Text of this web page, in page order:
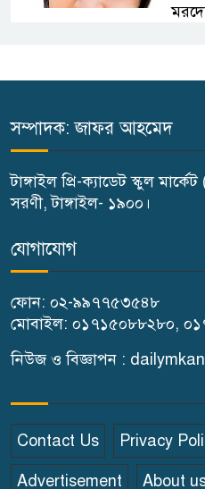
ফ্রি
সম্পাদক: জাফর আহমেদ
টাঙ্গাইল প্রি-ক্যাডেট স্কুল
সরণী, টাঙ্গাইল- ১৯০০।
যোগাযোগ
ফোন: ০২-৯৯৭৭৫৩৫৪৮
মোবাইল: ০১৭১৫০৮৮২৮০,
নিউজ ও বিজ্ঞাপন :
Contact Us Privacy
Advertisement About